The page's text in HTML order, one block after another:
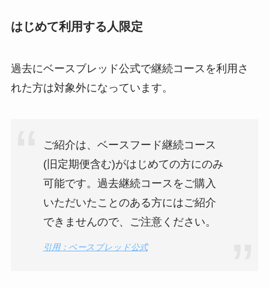
はじめて利用する人限定
過去にベースブレッド公式で継続コースを利用さ
れた方は対象外になっています。
ご紹介は、ベースフード継続コース
(旧定期便含む)がはじめての方にのみ
可能です。過去継続コースをご購入
いただいたことのある方にはご紹介
できませんので、ご注意ください。
引用：ベースブレッド公式